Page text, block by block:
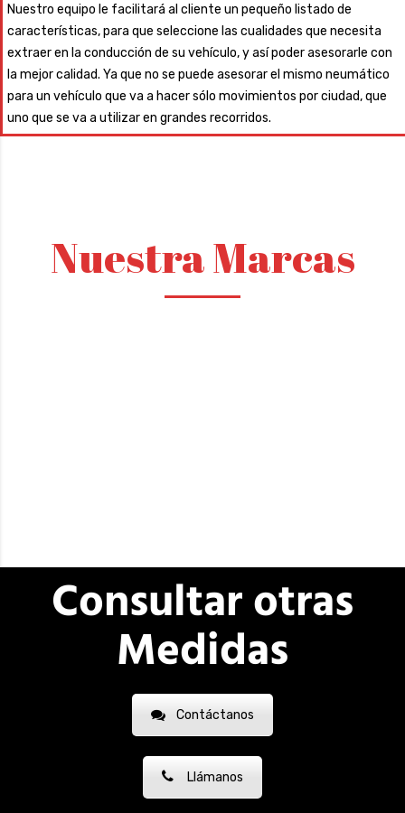
Nuestro equipo le facilitará al cliente un pequeño listado de
características, para que seleccione las cualidades que necesita
extraer en la conducción de su vehículo, y así poder asesorarle con
la mejor calidad. Ya que no se puede asesorar el mismo neumático
para un vehículo que va a hacer sólo movimientos por ciudad, que
uno que se va a utilizar en grandes recorridos.
Nuestra Marcas
Consultar otras
Medidas
Contáctanos
Llámanos